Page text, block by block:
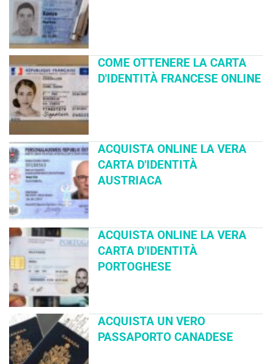
COME OTTENERE LA CARTA
D'IDENTITÀ FRANCESE ONLINE
ACQUISTA ONLINE LA VERA
CARTA D'IDENTITÀ
AUSTRIACA
ACQUISTA ONLINE LA VERA
CARTA D'IDENTITÀ
PORTOGHESE
ACQUISTA UN VERO
PASSAPORTO CANADESE